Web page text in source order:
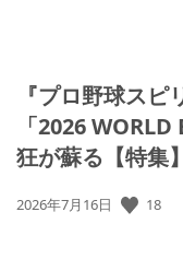
『プロ野球スピ
「2026
狂が蘇る【特集】
公
2026年7月16日 18